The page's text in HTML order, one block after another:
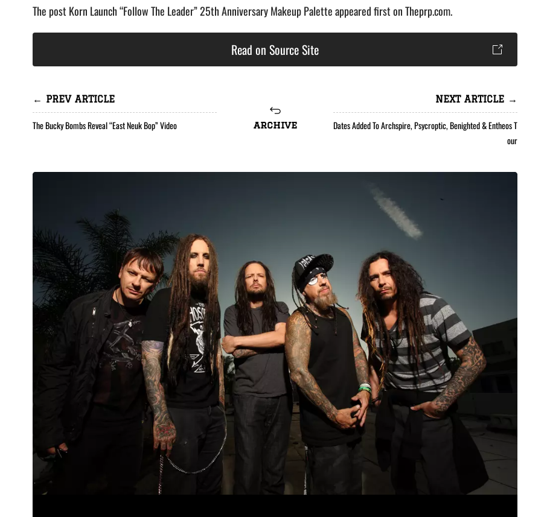
The post Korn Launch “Follow The Leader” 25th Anniversary Makeup Palette appeared first on Theprp.com.
Read on Source Site
← PREV ARTICLE
The Bucky Bombs Reveal “East Neuk Bop” Video archive
NEXT ARTICLE →
Dates Added To Archspire, Psycroptic, Benighted & Entheos T
our